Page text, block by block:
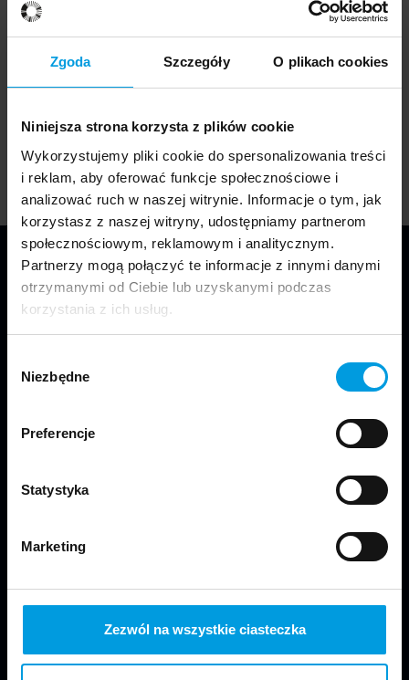
Zgoda Szczegóły O plikach cookies
Niniejsza strona korzysta z plików cookie
Wykorzystujemy pliki cookie do spersonalizowania treści
i reklam, aby oferować funkcje społecznościowe i
analizować ruch w naszej witrynie. Informacje o tym, jak
korzystasz z naszej witryny, udostępniamy partnerom
społecznościowym, reklamowym i analitycznym.
Partnerzy mogą połączyć te informacje z innymi danymi
otrzymanymi od Ciebie lub uzyskanymi podczas
korzystania z ich usług.
zgody
Niezbędne
Preferencje
Statystyka
Marketing
Zezwól na wszystkie ciasteczka
studio at the Faculty of Fine Arts at the University of
Applied Sciences in Tarnów, and the drawing classes at the
School of Form in Warsaw. He is the co-inventor and co-
has participated in over a hundred individual and collective